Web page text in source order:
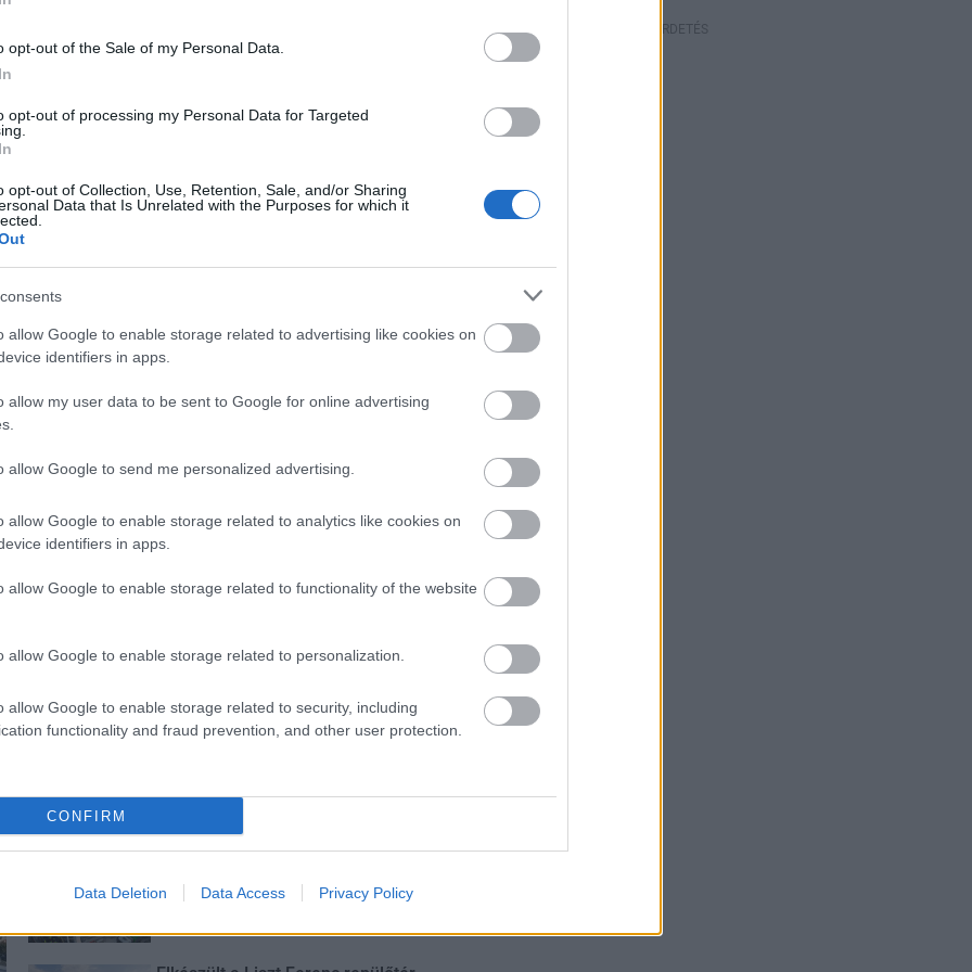
opt-out of the Sale of my Personal Data.
opt-out of processing my Personal Data for Targeted
opt-out of Collection, Use, Retention, Sale, and/or Sharing
Data that Is Unrelated with the Purposes for which it
allow Google to enable storage related to advertising like cookies on
identifiers in apps.
allow my user data to be sent to Google for online advertising
allow Google to send me personalized advertising.
allow Google to enable storage related to analytics like cookies on
identifiers in apps.
allow Google to enable storage related to functionality of the website
allow Google to enable storage related to personalization.
allow Google to enable storage related to security, including
functionality and fraud prevention, and other user protection.
CONFIRM
Data Deletion Data Access Privacy Policy
(Atomerőmű KSC Szekszárd), Ruth Hebard
Basket), Ezi Magbegor (Sopron Basket), Cheridene
Szekszárd), Boros Júlia (Atomerőmű
védik a
Helyi hírek
Idén is PajTáska, egy táskányi
segítség a paksi
Paks II.: Mit jelent az 5. blokk új
árnyékában?
HIRDETÉS